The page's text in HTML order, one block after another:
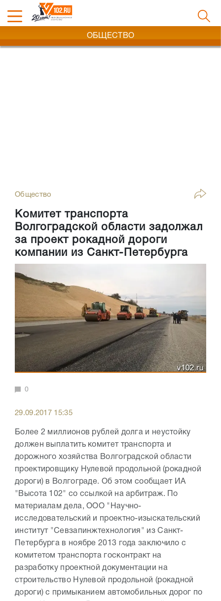
ОБЩЕСТВО
Общество
Комитет транспорта
Волгоградской области задолжал
за проект рокадной дороги
компании из Санкт-Петербурга
0
29.09.2017 15:35
Более 2 миллионов рублей долга и неустойку
должен выплатить комитет транспорта и
дорожного хозяйства Волгоградской области
проектировщику Нулевой продольной (рокадной
дороги) в Волгограде. Об этом сообщает ИА
"Высота 102" со ссылкой на арбитраж. По
материалам дела, ООО "Научно-
исследовательский и проектно-изыскательский
институт "Севзапинжтехнология" из Санкт-
Петербурга в ноябре 2013 года заключило с
комитетом транспорта госконтракт на
разработку проектной документации на
строительство Нулевой продольной (рокадной
дороги) с примыканием автомобильных дорог по